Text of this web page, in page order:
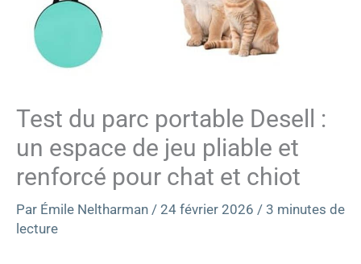
Test du parc portable Desell :
un espace de jeu pliable et
renforcé pour chat et chiot
Par Émile Neltharman / 24 février 2026 / 3 minutes de
lecture